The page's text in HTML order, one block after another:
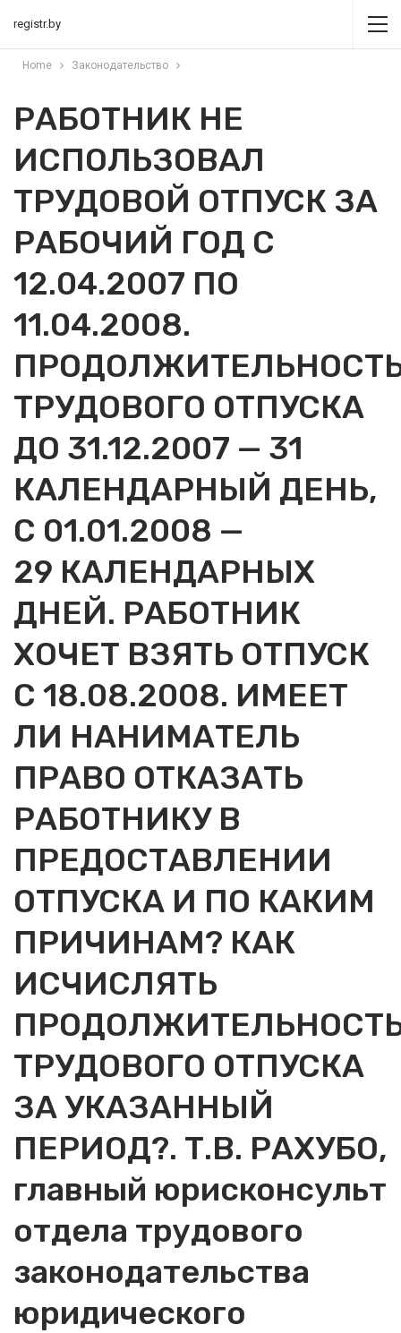
registr.by
Home Законодательство
РАБОТНИК НЕ
ИСПОЛЬЗОВАЛ
ТРУДОВОЙ ОТПУСК ЗА
РАБОЧИЙ ГОД С
12.04.2007 ПО
11.04.2008.
ТРУДОВОГО ОТПУСКА
ДО 31.12.2007 — 31
КАЛЕНДАРНЫЙ ДЕНЬ,
С 01.01.2008 —
29 КАЛЕНДАРНЫХ
ДНЕЙ. РАБОТНИК
ХОЧЕТ ВЗЯТЬ ОТПУСК
С 18.08.2008. ИМЕЕТ
ЛИ НАНИМАТЕЛЬ
ПРАВО ОТКАЗАТЬ
РАБОТНИКУ В
ПРЕДОСТАВЛЕНИИ
ОТПУСКА И ПО КАКИМ
ПРИЧИНАМ? КАК
ИСЧИСЛЯТЬ
ТРУДОВОГО ОТПУСКА
ЗА УКАЗАННЫЙ
ПЕРИОД?. Т.В. РАХУБО,
главный юрисконсульт
отдела трудового
законодательства
юридического